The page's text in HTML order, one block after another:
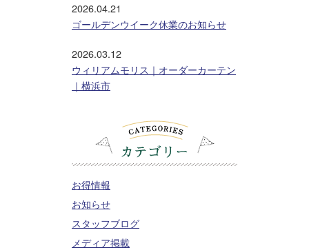
2026.04.21
ゴールデンウイーク休業のお知らせ
2026.03.12
ウィリアムモリス｜オーダーカーテン
｜横浜市
お得情報
お知らせ
スタッフブログ
メディア掲載